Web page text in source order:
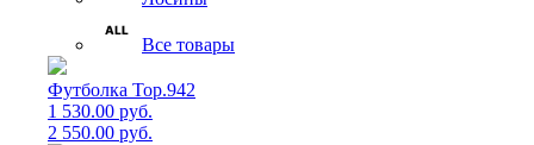
Все товары
Футболка Top.942
1 530.00 руб.
2 550.00 руб.